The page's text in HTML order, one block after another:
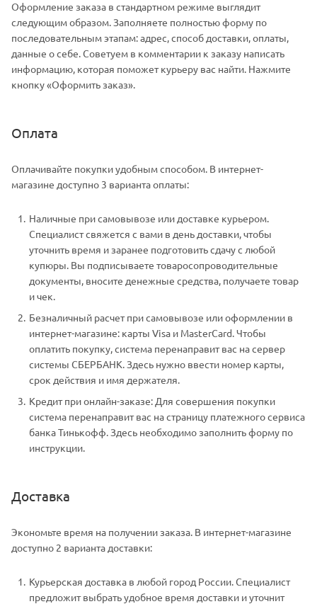
Оформление заказа в стандартном режиме выглядит
следующим образом. Заполняете полностью форму по
последовательным этапам: адрес, способ доставки, оплаты,
данные о себе. Советуем в комментарии к заказу написать
информацию, которая поможет курьеру вас найти. Нажмите
кнопку «Оформить заказ».
Оплата
Оплачивайте покупки удобным способом. В интернет-
магазине доступно 3 варианта оплаты:
Наличные при самовывозе или доставке курьером.
Специалист свяжется с вами в день доставки, чтобы
уточнить время и заранее подготовить сдачу с любой
купюры. Вы подписываете товаросопроводительные
документы, вносите денежные средства, получаете товар
и чек.
Безналичный расчет при самовывозе или оформлении в
интернет-магазине: карты Visa и MasterCard. Чтобы
оплатить покупку, система перенаправит вас на сервер
системы СБЕРБАНК. Здесь нужно ввести номер карты,
срок действия и имя держателя.
Кредит при онлайн-заказе: Для совершения покупки
система перенаправит вас на страницу платежного сервиса
банка Тинькофф. Здесь необходимо заполнить форму по
инструкции.
Доставка
Экономьте время на получении заказа. В интернет-магазине
доступно 2 варианта доставки:
Курьерская доставка в любой город России. Специалист
предложит выбрать удобное время доставки и уточнит